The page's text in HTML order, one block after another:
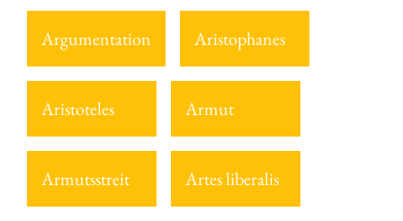
Argumentation Aristophanes
Aristoteles Armut
Armutsstreit Artes liberalis